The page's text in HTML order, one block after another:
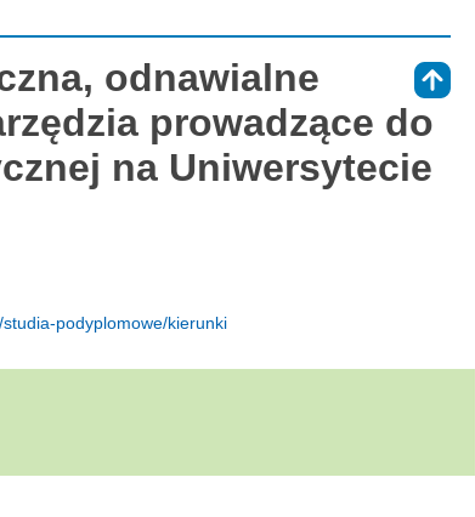
odnawialne
prowadzące do
na Uniwersytecie
podyplomowe/kierunki